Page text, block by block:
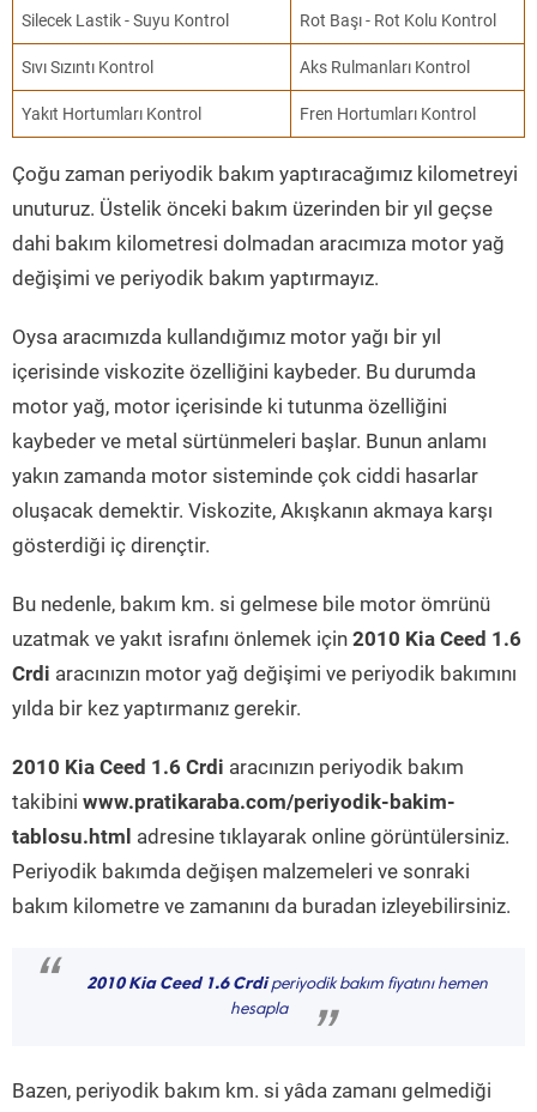
Silecek Lastik - Suyu Kontrol Rot Başı - Rot Kolu Kontrol
Sıvı Sızıntı Kontrol Aks Rulmanları Kontrol
Yakıt Hortumları Kontrol Fren Hortumları Kontrol
Çoğu zaman periyodik bakım yaptıracağımız kilometreyi
unuturuz. Üstelik önceki bakım üzerinden bir yıl geçse
dahi bakım kilometresi dolmadan aracımıza motor yağ
değişimi ve periyodik bakım yaptırmayız.
Oysa aracımızda kullandığımız motor yağı bir yıl
içerisinde viskozite özelliğini kaybeder. Bu durumda
motor yağ, motor içerisinde ki tutunma özelliğini
kaybeder ve metal sürtünmeleri başlar. Bunun anlamı
yakın zamanda motor sisteminde çok ciddi hasarlar
oluşacak demektir. Viskozite, Akışkanın akmaya karşı
gösterdiği iç dirençtir.
Bu nedenle, bakım km. si gelmese bile motor ömrünü
uzatmak ve yakıt israfını önlemek için 2010 Kia Ceed 1.6
Crdi aracınızın motor yağ değişimi ve periyodik bakımını
yılda bir kez yaptırmanız gerekir.
2010 Kia Ceed 1.6 Crdi aracınızın periyodik bakım
takibini www.pratikaraba.com/periyodik-bakim-
tablosu.html adresine tıklayarak online görüntülersiniz.
Periyodik bakımda değişen malzemeleri ve sonraki
bakım kilometre ve zamanını da buradan izleyebilirsiniz.
“ 2010 Kia Ceed 1.6 Crdiperiyodik bakım fiyatını hemen
hesapla
”
Bazen, periyodik bakım km. si yâda zamanı gelmediği